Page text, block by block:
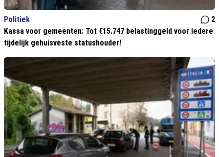
Politiek
2
Kassa voor gemeenten: Tot €15.747 belastinggeld voor iedere
tijdelijk gehuisveste statushouder!